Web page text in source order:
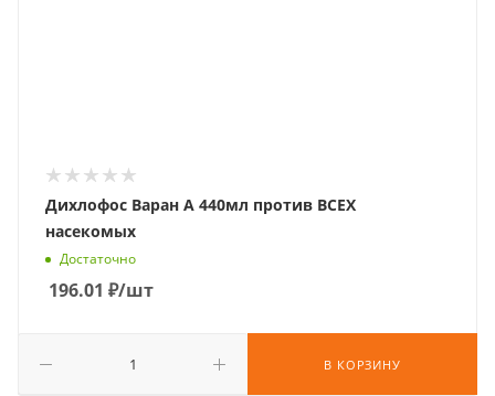
Дихлофос Варан А 440мл против ВСЕХ
насекомых
Достаточно
196.01 ₽/шт
В КОРЗИНУ